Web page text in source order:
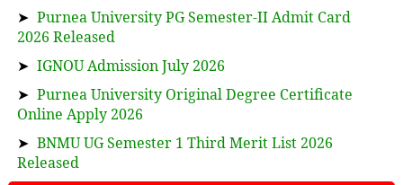
➤ Purnea University PG Semester-II Admit Card
2026 Released
➤ IGNOU Admission July 2026
➤ Purnea University Original Degree Certificate
Online Apply 2026
➤ BNMU UG Semester 1 Third Merit List 2026
Released